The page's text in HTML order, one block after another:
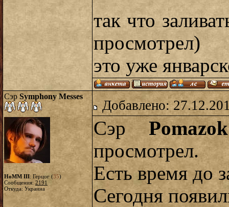
так что
просмотрел)
это уже
Сэр Symphony Messes
HoMM III: Герцог (35)
Сообщения: 2191
Откуда: Украина
Добавлено:
Сэр
просмотрел.
Есть время до
Сегодня